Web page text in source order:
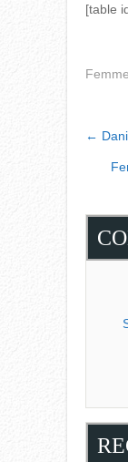
[table
←